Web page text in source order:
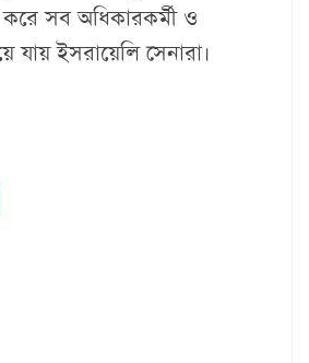
সব অধিকারকর্মী ও
যায় ইসরায়েলি সেনারা।